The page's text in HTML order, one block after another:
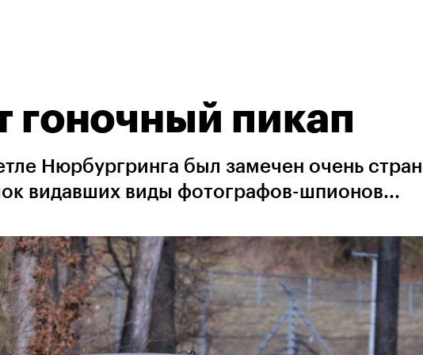
гоночный пикап
Нюрбургринга был замечен очень
видавших виды фотографов-шпионов...